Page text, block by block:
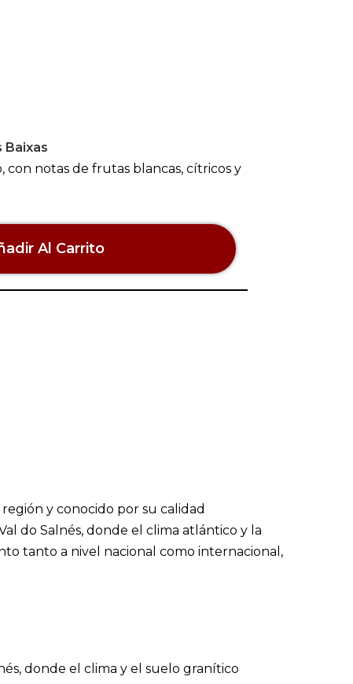
Baixas
con notas de frutas blancas, cítricos y
Al Carrito
y conocido por su calidad
do Salnés, donde el clima atlántico y la
tanto a nivel nacional como internacional,
donde el clima y el suelo granítico